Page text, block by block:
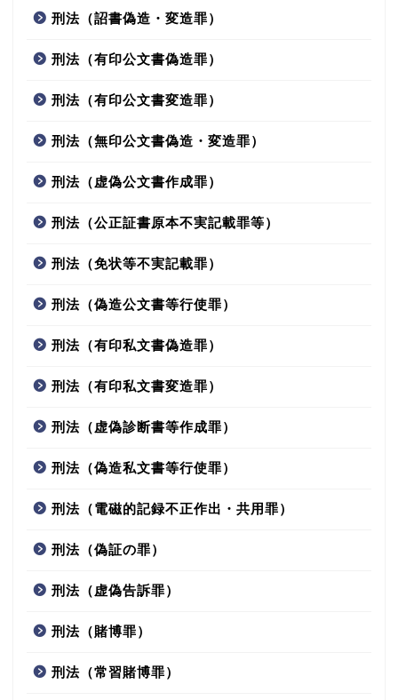
刑法（詔書偽造・変造罪）
刑法（有印公文書偽造罪）
刑法（有印公文書変造罪）
刑法（無印公文書偽造・変造罪）
刑法（虚偽公文書作成罪）
刑法（公正証書原本不実記載罪等）
刑法（免状等不実記載罪）
刑法（偽造公文書等行使罪）
刑法（有印私文書偽造罪）
刑法（有印私文書変造罪）
刑法（虚偽診断書等作成罪）
刑法（偽造私文書等行使罪）
刑法（電磁的記録不正作出・共用罪）
刑法（偽証の罪）
刑法（虚偽告訴罪）
刑法（賭博罪）
刑法（常習賭博罪）